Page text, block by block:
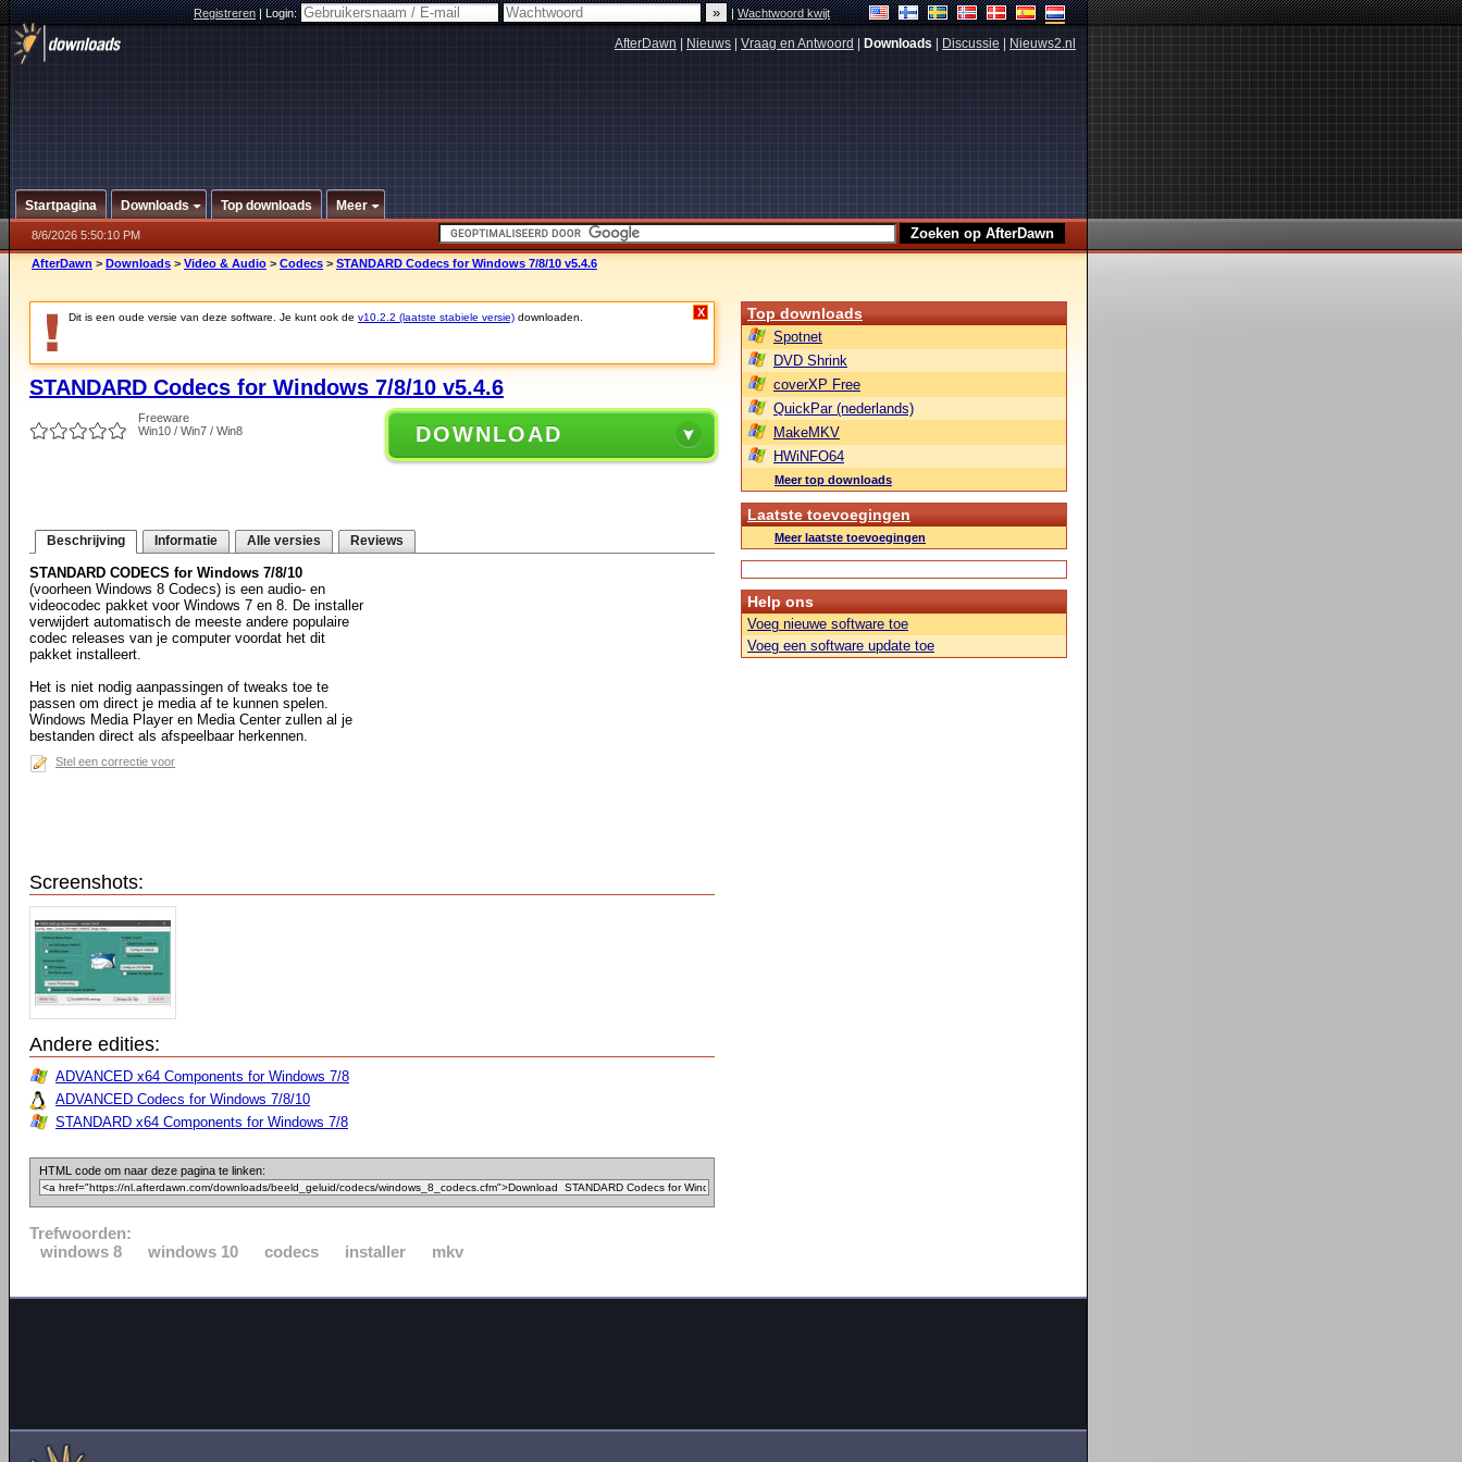
Registreren|Login: |Wachtwoord kwijt
AfterDawn Nieuws Vraag en Antwoord Downloads Discussie Nieuws2.nl
Startpagina Downloads Top downloads Meer
8/6/2026 5:50:10 PM
AfterDawn > Downloads > Video & Audio > Codecs > STANDARD Codecs for Windows 7/8/10 v5.4.6
Dit is een oude versie van deze software. Je kunt ook de v10.2.2 (laatste stabiele versie) downloaden. X
STANDARD Codecs for Windows 7/8/10 v5.4.6
Freeware
Win10 / Win7 / Win8
DOWNLOAD
Beschrijving Informatie Alle versies Reviews
STANDARD CODECS for Windows 7/8/10
(voorheen Windows 8 Codecs) is een audio- en
videocodec pakket voor Windows 7 en 8. De installer
verwijdert automatisch de meeste andere populaire
codec releases van je computer voordat het dit
pakket installeert.
Het is niet nodig aanpassingen of tweaks toe te
passen om direct je media af te kunnen spelen.
Windows Media Player en Media Center zullen al je
bestanden direct als afspeelbaar herkennen.
Stel een correctie voor
Screenshots:
Andere edities:
ADVANCED x64 Components for Windows 7/8
ADVANCED Codecs for Windows 7/8/10
STANDARD x64 Components for Windows 7/8
HTML code om naar deze pagina te linken:
Trefwoorden:
windows 8
windows 10 codecs installer mkv
Top downloads
Spotnet
DVD Shrink
coverXP Free
QuickPar (nederlands)
MakeMKV
HWiNFO64
Meer top downloads
Laatste toevoegingen
Meer laatste toevoegingen
Help ons
Voeg nieuwe software toe
Voeg een software update toe